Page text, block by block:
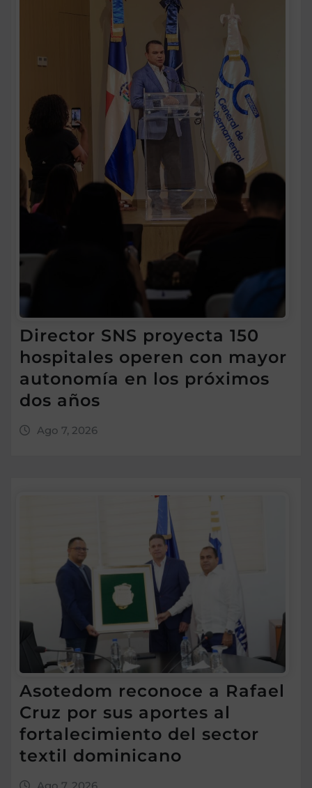
Director SNS proyecta 150
hospitales operen con mayor
autonomía en los próximos
dos años
Ago 7, 2026
Asotedom reconoce a Rafael
Cruz por sus aportes al
fortalecimiento del sector
textil dominicano
Ago 7, 2026